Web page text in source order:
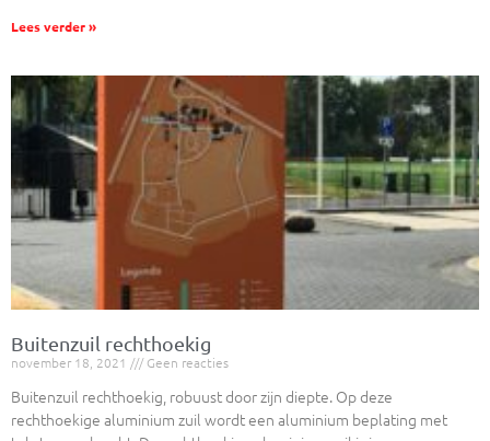
Lees verder »
Buitenzuil rechthoekig
november 18, 2021 Geen reacties
Buitenzuil rechthoekig, robuust door zijn diepte. Op deze
rechthoekige aluminium zuil wordt een aluminium beplating met